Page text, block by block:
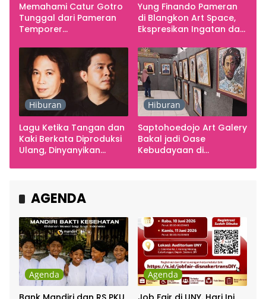
Memahami Catur Gotro
Tunggal dari Pameran
Temporer
Yung Finando Pameran
di Blangkon Art Space,
Ekspresikan Ingatan dan
Hiburan
Lagu Ketika Tangan dan
Kaki Berkata Diproduksi
Ulang, Dinyanyikan
Hiburan
Saptohoedojo Art Galery
Bakal jadi Oase
Kebudayaan di
AGENDA
Agenda Agenda